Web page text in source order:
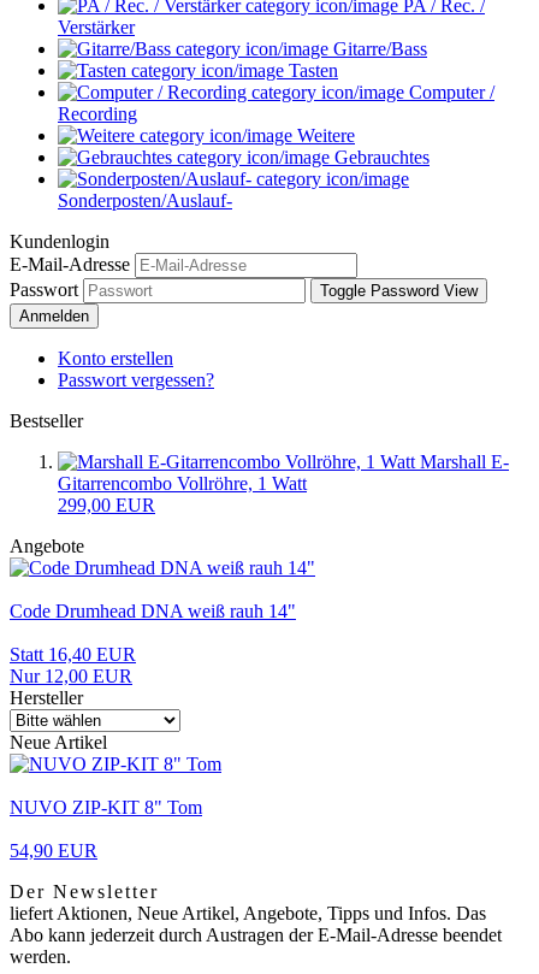
PA / Rec. /
Verstärker
Gitarre/Bass
Tasten
Computer /
Recording
Weitere
Gebrauchtes
Sonderposten/Auslauf-
Kundenlogin
E-Mail-Adresse
Passwort
Toggle Password View
Anmelden
Konto erstellen
Passwort vergessen?
Bestseller
Marshall E-
Gitarrencombo Vollröhre, 1 Watt
299,00 EUR
Angebote
Code Drumhead DNA weiß rauh 14"
Statt 16,40 EUR
Nur 12,00 EUR
Hersteller
Neue Artikel
NUVO ZIP-KIT 8" Tom
54,90 EUR
Der Newsletter
liefert Aktionen, Neue Artikel, Angebote, Tipps und Infos. Das
Abo kann jederzeit durch Austragen der E-Mail-Adresse beendet
werden.